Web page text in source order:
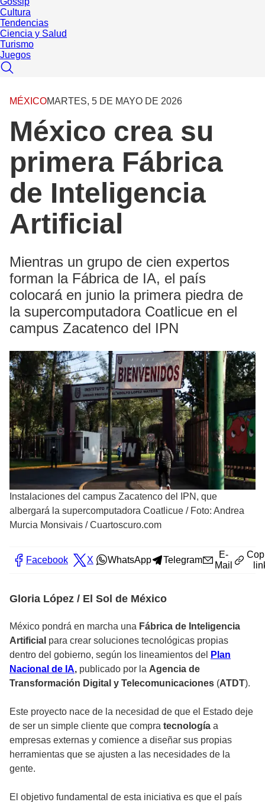
Cultura
Tendencias
Ciencia y Salud
Turismo
Juegos
MÉXICOMARTES, 5 DE MAYO DE 2026
México crea su
primera Fábrica
de Inteligencia
Artificial
Mientras un grupo de cien expertos
forman la Fábrica de IA, el país
colocará en junio la primera piedra de
la supercomputadora Coatlicue en el
campus Zacatenco del IPN
Instalaciones del campus Zacatenco del IPN, que
albergará la supercomputadora Coatlicue / Foto: Andrea
Murcia Monsivais / Cuartoscuro.com
Facebook X WhatsApp Telegram
E-
Mail
Gloria López / El Sol de México
México pondrá en marcha una Fábrica de Inteligencia
Artificial para crear soluciones tecnológicas propias
dentro del gobierno, según los lineamientos del
Plan
Nacional de IA, publicado por la Agencia de
Transformación Digital y Telecomunicaciones (ATDT).
Este proyecto nace de la necesidad de que el Estado deje
de ser un simple cliente que compra tecnología a
empresas externas y comience a diseñar sus propias
herramientas que se ajusten a las necesidades de la
gente.
El objetivo fundamental de esta iniciativa es que el país